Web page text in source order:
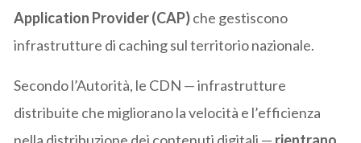
Application Provider (CAP)che gestiscono
infrastrutture di caching sul territorio nazionale.
Secondo l’Autorità, le CDN — infrastrutture
distribuite che migliorano la velocità e l’efficienza